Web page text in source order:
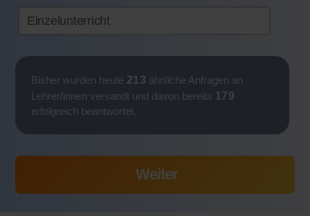
Bisher wurden heute 213 ähnliche Anfragen an
Lehrer/innen versandt und davon bereits 179
erfolgreich beantwortet.